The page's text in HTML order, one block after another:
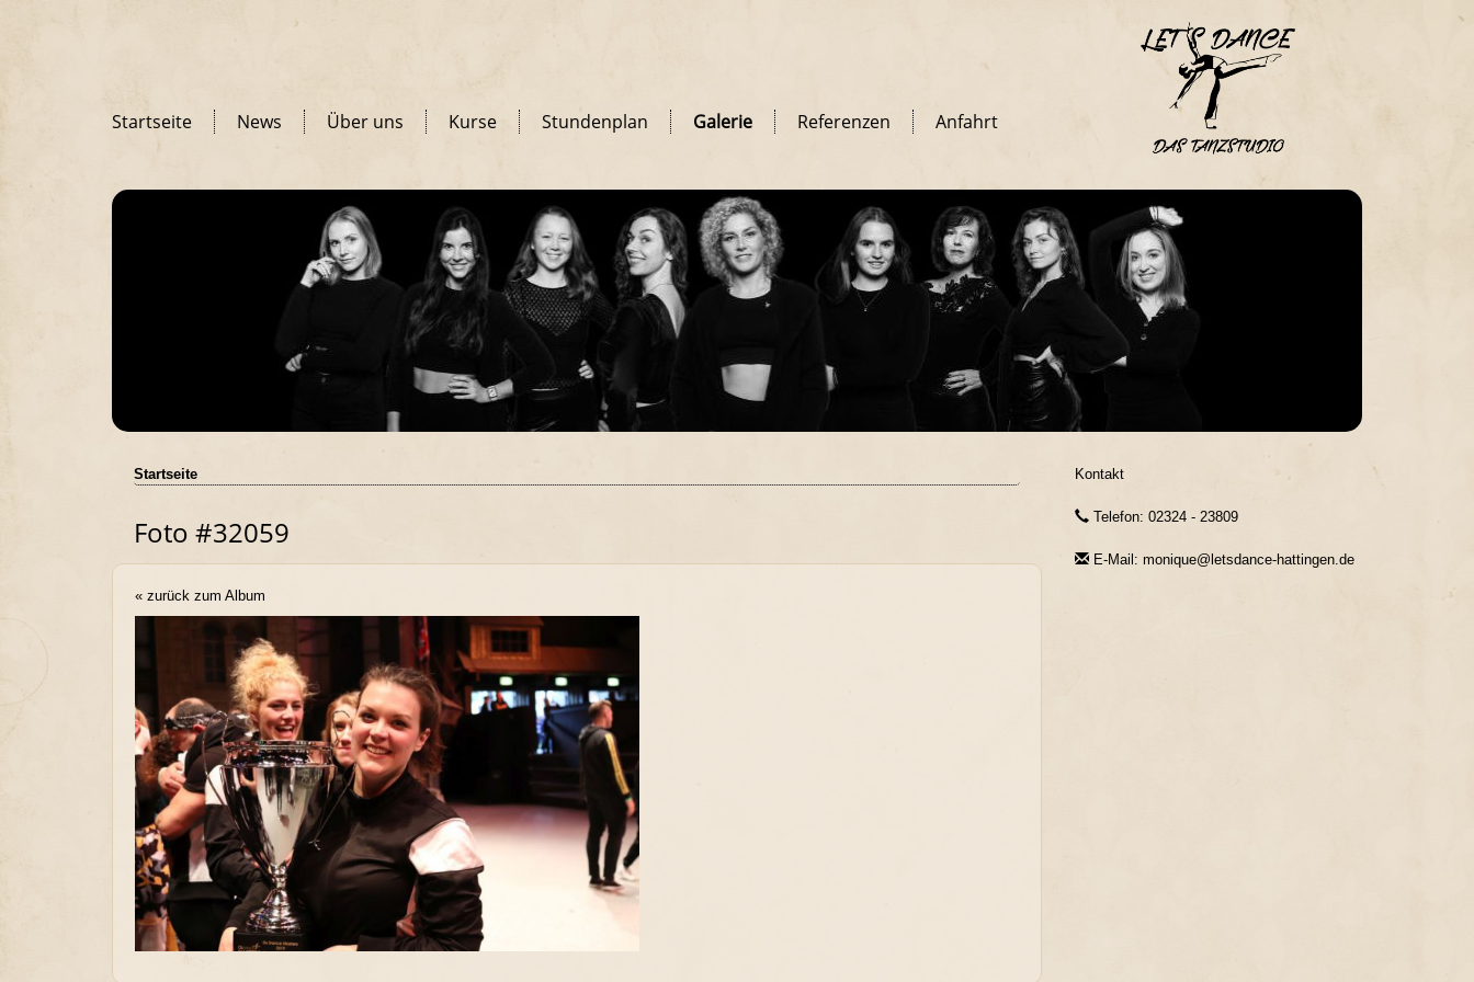
Startseite News Über uns Kurse Stundenplan Galerie Referenzen Anfahrt
Startseite
Foto #32059
« zurück zum Album
Kontakt
Telefon: 02324 - 23809
E-Mail: monique@letsdance-hattingen.de